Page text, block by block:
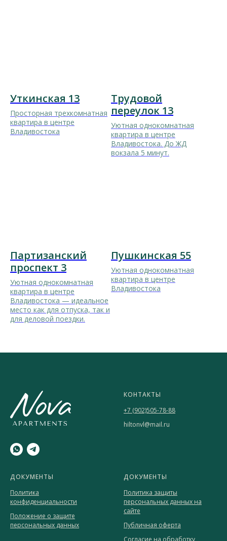
Уткинская 13
Просторная трехкомнатная
квартира в центре
Владивостока
Трудовой
переулок 13
Уютная однокомнатная
квартира в центре
Владивостока. До ЖД
вокзала 5 минут.
Партизанский
проспект 3
Уютная однокомнатная
квартира в центре
Владивостока — идеальное
место как для отпуска, так и
для деловой поездки.
Пушкинская 55
Уютная однокомнатная
квартира в центре
Владивостока
КОНТАКТЫ
+7 (902)505-78-88
hiltonvl@mail.ru
ДОКУМЕНТЫ
Политика
конфиденциальности
Положение о защите
персональных данных
ДОКУМЕНТЫ
Политика защиты
персональных данных на
сайте
Публичная оферта